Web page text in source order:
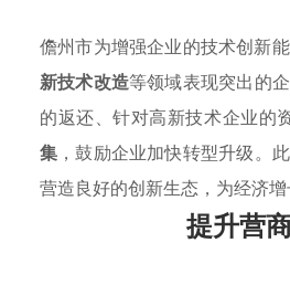
儋州市为增强企业的技术创新
新技术改造等领域表现突出的
的返还、针对高新技术企业的
集 ，鼓励企业加快转型升级。
营造良好的创新生态，为经济增
提升营